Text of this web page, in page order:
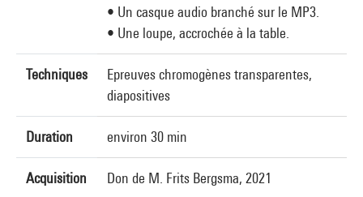
• Un casque audio branché sur le MP3.
• Une loupe, accrochée à la table.
Techniques
Epreuves chromogènes transparentes,
diapositives
Duration environ 30 min
Acquisition Don de M. Frits Bergsma, 2021